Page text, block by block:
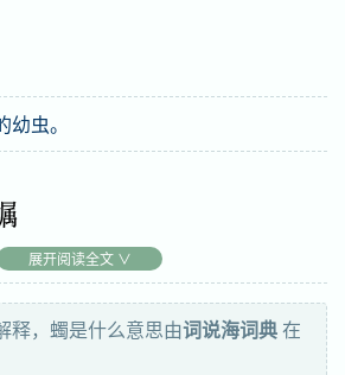
虫。
展开阅读全文 ∨
释，蠋是什么意思由词说海词典在